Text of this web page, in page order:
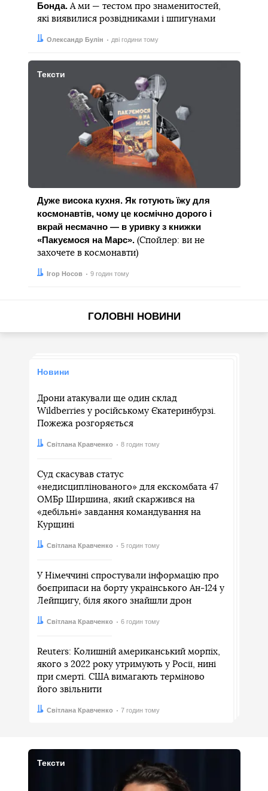
Бонда.А ми — тестом про знаменитостей,
які виявилися розвідниками і шпигунами
Автор:
Олександр Булін
Дата: дві години тому
Тексти
Дуже висока кухня. Як готують їжу для
космонавтів, чому це космічно дорого і
вкрай несмачно — в уривку з книжки
«Пакуємося на Марс». (Спойлер: ви не
захочете в космонавти)
Автор:
Ігор Носов
Дата: 9 годин тому
ГОЛОВНІ НОВИНИ
Новини
Дрони атакували ще один склад
Wildberries у російському Єкатеринбурзі.
Пожежа розгоряється
Автор:
Світлана Кравченко
Дата: 8 годин тому
Суд скасував статус
«недисциплінованого» для екскомбата 47
ОМБр Ширшина, який скаржився на
«дебільні» завдання командування на
Курщині
Автор:
Світлана Кравченко
Дата: 5 годин тому
У Німеччині спростували інформацію про
боєприпаси на борту українського Ан-124 у
Лейпцигу, біля якого знайшли дрон
Автор:
Світлана Кравченко
Дата: 6 годин тому
Reuters: Колишній американський морпіх,
якого з 2022 року утримують у Росії, нині
при смерті. США вимагають терміново
його звільнити
Автор:
Світлана Кравченко
Дата: 7 годин тому
Тексти